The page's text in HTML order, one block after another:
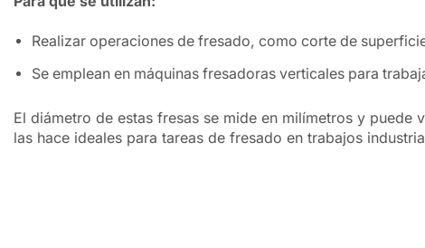
Realizar operaciones de fresado, como corte de
Se emplean en máquinas fresadoras verticales para
El diámetro de estas fresas se mide en milímetros y
las hace ideales para tareas de fresado en trabajos